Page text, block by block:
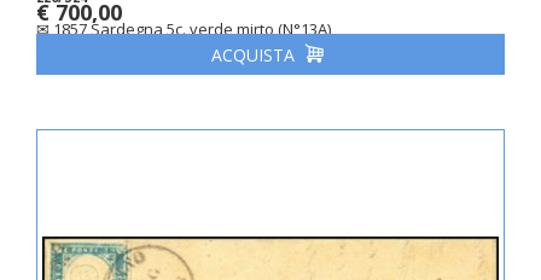
✉ 1857 Sardegna 5c. verde mirto (N°13A)
€ 700,00
ACQUISTA